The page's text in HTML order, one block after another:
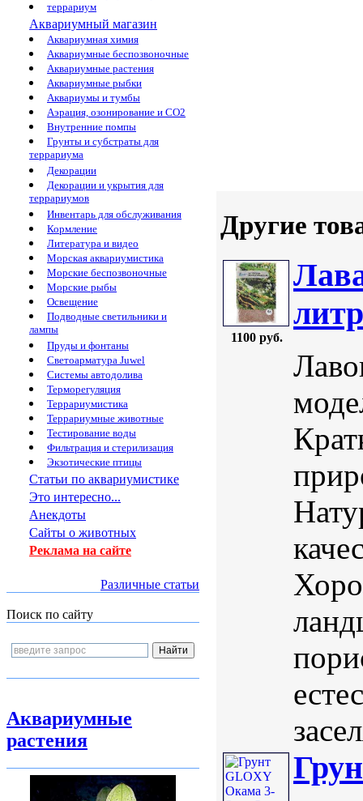
террариум
Аквариумный магазин
Аквариумная химия
Аквариумные беспозвоночные
Аквариумные растения
Аквариумные рыбки
Аквариумы и тумбы
Аэрация, озонирование и CO2
Внутренние помпы
Грунты и субстраты для
террариума
Декорации
Декорации и укрытия для
террариумов
Инвентарь для обслуживания
Кормление
Литература и видео
Морская аквариумистика
Морские беспозвоночные
Морские рыбы
Освещение
Подводные светильники и
лампы
Пруды и фонтаны
Светоарматура Juwel
Системы автодолива
Терморегуляция
Террариумистика
Террариумные животные
Тестирование воды
Фильтрация и стерилизация
Экзотические птицы
Статьи по аквариумистике
Это интересно...
Анекдоты
Сайты о животных
Реклама на сайте
Различные статьи
Поиск по сайту
Аквариумные
растения
Другие
1100 руб.